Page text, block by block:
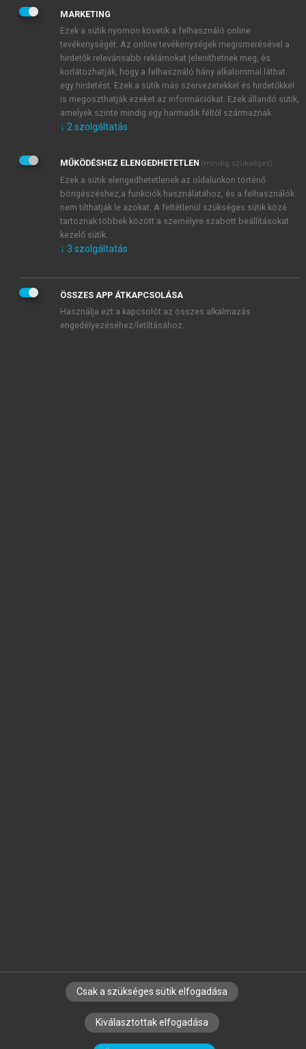
JELSZÓ
JELSZÓ ÚJRA
Kérek értesítést a MeRSZ újdonságairól, akcióiról.
Kérek értesítést az Akadémiai Kiadó Zrt. újdonságairól,
Adatkezelési tájékoztatóbanfoglaltakat tudomásul
veszem és elfogadom.
Általános vásárlási feltételeket, valamint a szotar.netés a
mersz.huoldalak licencszerződéseiben foglaltakat
tudomásul veszem és elfogadom.
KIPRÓBÁLOM
SZERZŐKNEK CÉGEKNEK KÖNYVTÁROSOKNAK
SZERKESZTÉSI ÉS LEKTORÁLÁSI ALAPELVEK
MARKETING
Ezek a sütik nyomon követik a felhasználó online
tevékenységét. Az online tevékenységek megismerésével a
hirdetők relevánsabb reklámokat jeleníthetnek meg, és
korlátozhatják, hogy a felhasználó hány alkalommal láthat
egy hirdetést. Ezek a sütik más szervezetekkel és hirdetőkkel
is megoszthatják ezeket az információkat. Ezek állandó sütik,
amelyek szinte mindig egy harmadik féltől származnak.
↓ 2 szolgáltatás
MŰKÖDÉSHEZ ELENGEDHETETLEN (mindig szükséges)
Ezek a sütik elengedhetetlenek az oldalunkon történő
böngészéshez,a funkciók használatához, és a felhasználók
nem tilthatják le azokat. A feltétlenül szükséges sütik közé
tartoznak többek között a személyre szabott beállításokat
kezelő sütik.
↓ 3 szolgáltatás
ÖSSZES APP ÁTKAPCSOLÁSA
Használja ezt a kapcsolót az összes alkalmazás
engedélyezéséhez/letiltásához.
Csak a szükséges sütik elfogadása
Kiválasztottak elfogadása